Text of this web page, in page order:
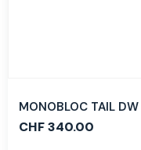
MONOBLOC TAIL DW
CHF340.00